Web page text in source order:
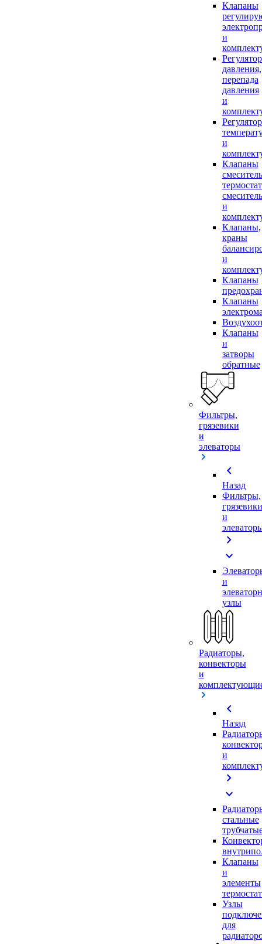
Клапаны
и
давления,
перепада
давления
и
и
Клапаны
и
Клапаны,
краны
и
Клапаны
Клапаны
Клапаны
и
затворы
обратные
Фильтры,
грязевики
и
элеваторы
chevron_left
Назад
Фильтры,
грязевики
и
chevron_right
expand_more
и
узлы
Радиаторы,
конвекторы
и
chevron_left
Назад
и
chevron_right
expand_more
стальные
Клапаны
и
элементы
Узлы
для